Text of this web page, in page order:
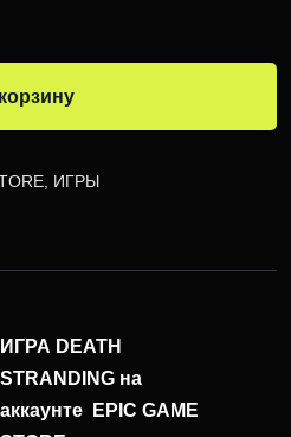
ИГРЫ
ИГРА DEATH
STRANDING на
аккаунте EPIC GAME